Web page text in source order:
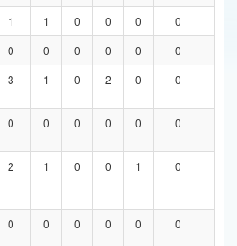
1 1 0 0 0 0
0 0 0 0 0 0
3 1 0 2 0 0
0 0 0 0 0 0
2 1 0 0 1 0
0 0 0 0 0 0